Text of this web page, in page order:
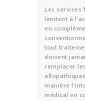
Les
limitent à
en
tout
doivent
remplacer
manière
médical en